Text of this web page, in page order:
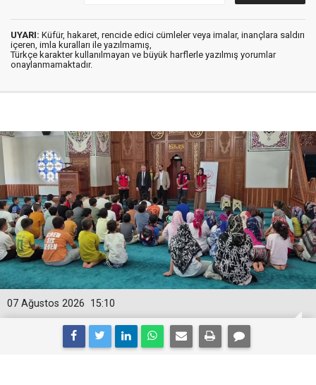
UYARI: Küfür, hakaret, rencide edici cümleler veya imalar, inançlara saldırı
içeren, imla kuralları ile yazılmamış,
Türkçe karakter kullanılmayan ve büyük harflerle yazılmış yorumlar
onaylanmamaktadır.
15:10
07 Ağustos 2026